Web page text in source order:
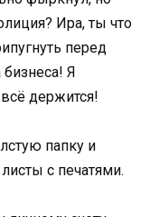
Ира, ты что
перед
Я
держится!
папку и
с печатями.